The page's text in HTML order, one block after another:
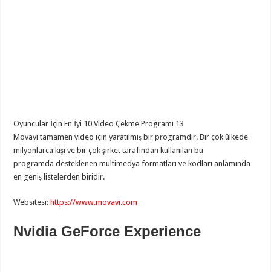
Oyuncular İçin En İyi 10 Video Çekme Programı 13
Movavi tamamen video için yaratılmış bir programdır. Bir çok ülkede
milyonlarca kişi ve bir çok şirket tarafından kullanılan bu
programda desteklenen multimedya formatları ve kodları anlamında
en geniş listelerden biridir.
Websitesi: https://www.movavi.com
Nvidia GeForce Experience